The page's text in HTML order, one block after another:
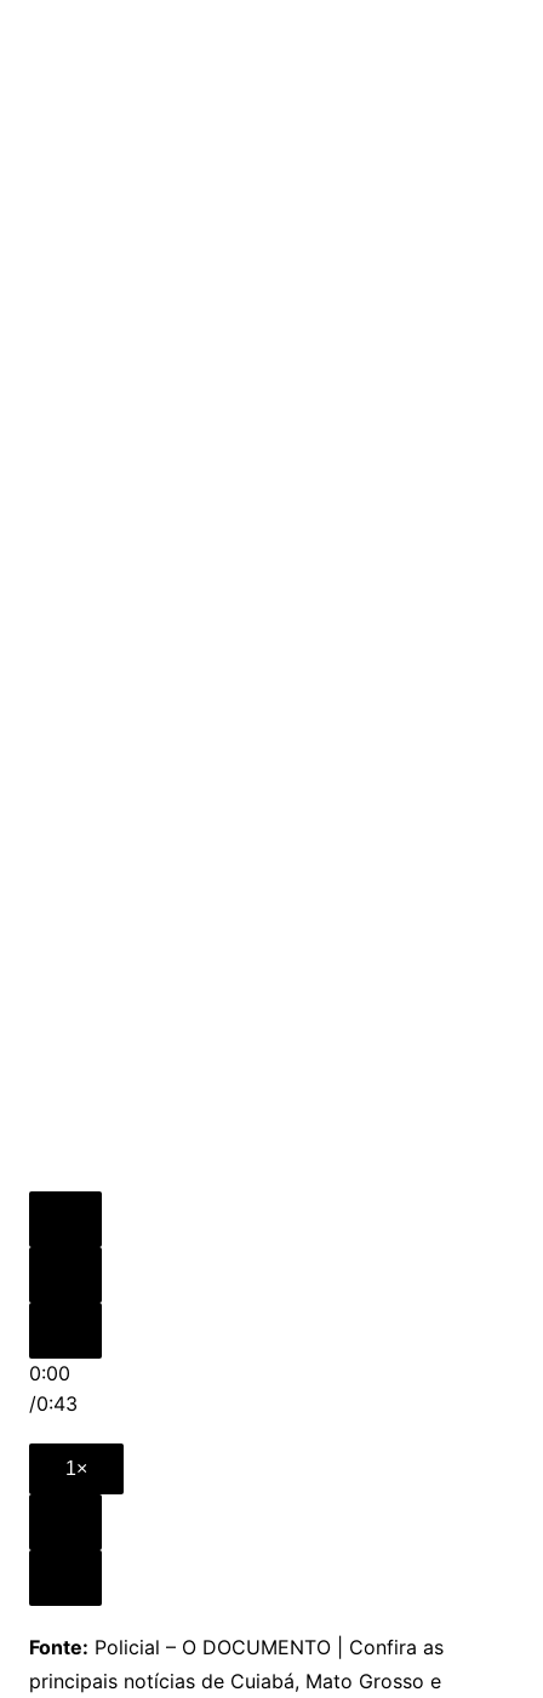
0:00
/0:43
1×
Fonte: Policial – O DOCUMENTO | Confira as
principais notícias de Cuiabá, Mato Grosso e